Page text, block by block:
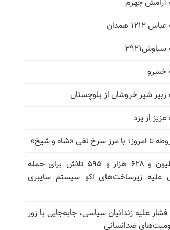
آرامش جهرم
۱۲۱۲ همدان
خسرو
زبیر شیر خروشان از بلوچستان
عزیز از یزد
تا امروز؛ با مرز سرخ نفی «شاه و شیخ»
۱۴ میلیون و ۶۲۸ هزار و ۵۹۵ تلاش برای حمله
علیه زیرساخت‌های اکو سیستم سایبری
علیه زندانیان سیاسی، جابه‌جایی با زور
ضدانسانی